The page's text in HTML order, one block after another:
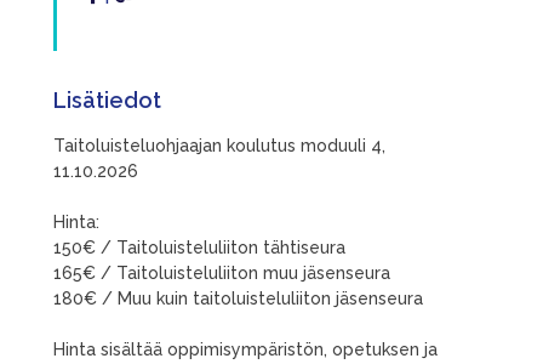
Lisätiedot
Taitoluisteluohjaajan koulutus moduuli 4,
11.10.2026
Hinta:
150€ / Taitoluisteluliiton tähtiseura
165€ / Taitoluisteluliiton muu jäsenseura
180€ / Muu kuin taitoluisteluliiton jäsenseura
Hinta sisältää oppimisympäristön, opetuksen ja